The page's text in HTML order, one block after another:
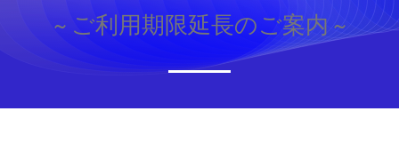
~ ご利用期限延長のご案内 ~